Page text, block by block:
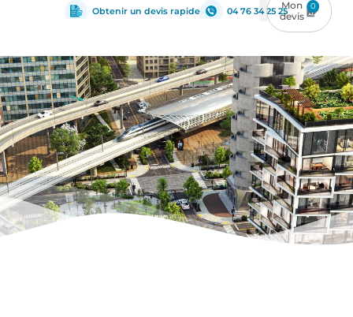
Obtenir un devis rapide 04 76 34 25 25 0